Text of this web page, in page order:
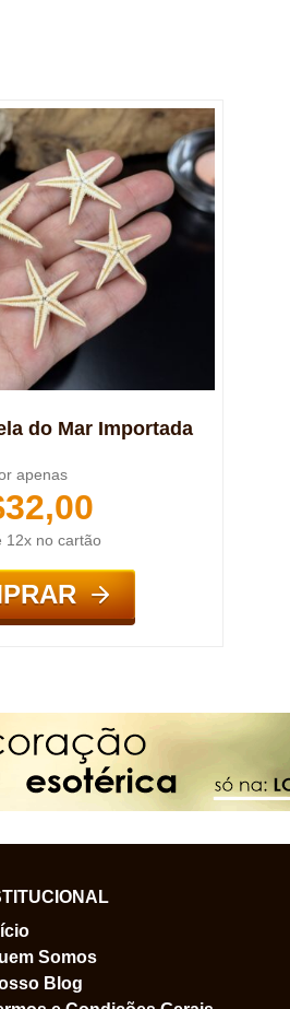
do Mar Importada
apenas
32,00
12x no cartão
Somos
Blog